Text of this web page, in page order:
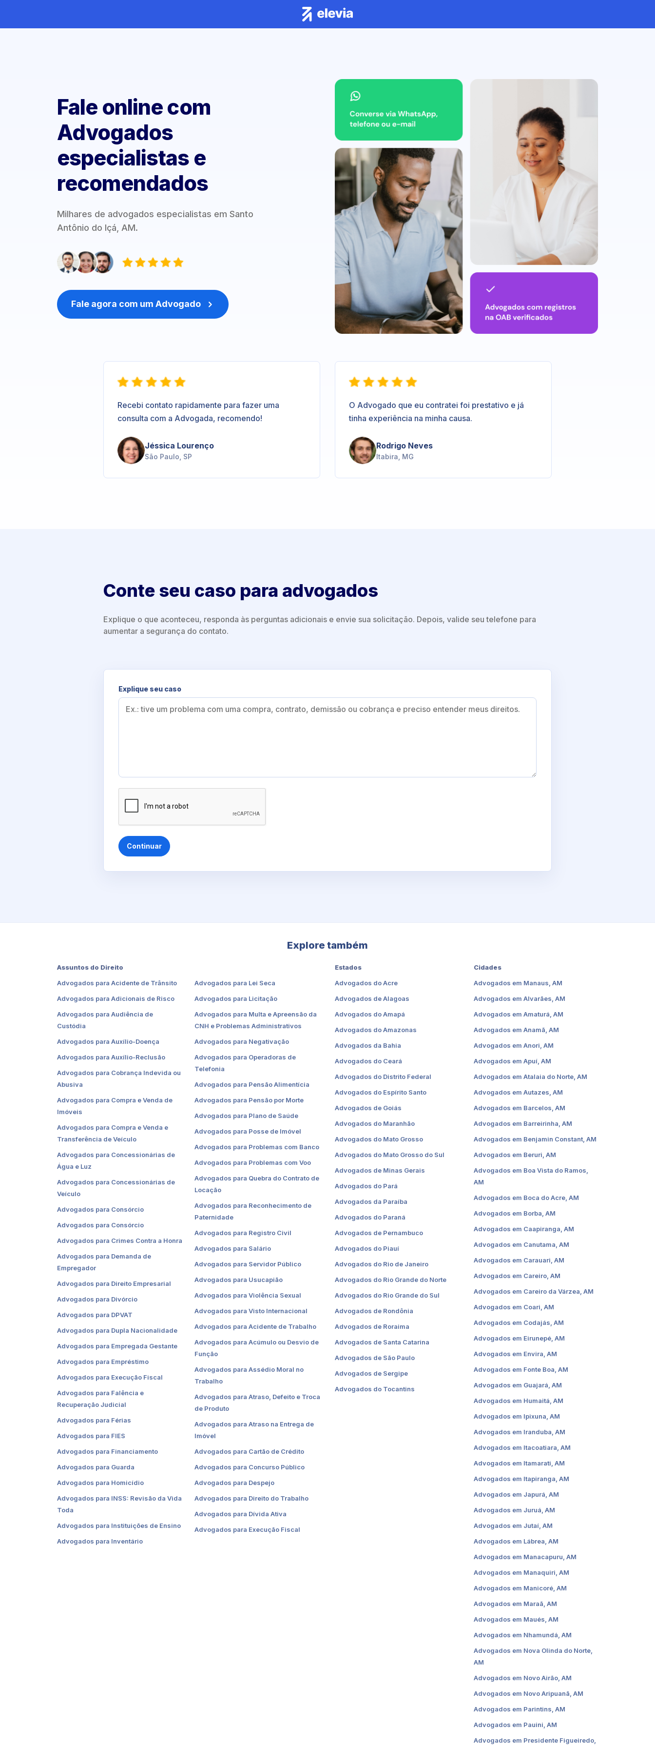
Fale online com
Advogados
especialistas e
recomendados
Milhares de advogados especialistas em Santo
Antônio do Içá, AM.
Fale agora com um Advogado 
Recebi contato rapidamente para fazer uma
consulta com a Advogada, recomendo!
Jéssica Lourenço
São Paulo, SP
O Advogado que eu contratei foi prestativo e já
tinha experiência na minha causa.
Rodrigo Neves
Itabira, MG
Conte seu caso para advogados
Explique o que aconteceu, responda às perguntas adicionais e envie sua solicitação. Depois, valide seu telefone para
aumentar a segurança do contato.
Explique seu caso
Continuar
Explore também
Assuntos do Direito
Advogados para Acidente de Trânsito
Advogados para Adicionais de Risco
Advogados para Audiência de
Custódia
Advogados para Auxílio-Doença
Advogados para Auxílio-Reclusão
Advogados para Cobrança Indevida ou
Abusiva
Advogados para Compra e Venda de
Imóveis
Advogados para Compra e Venda e
Transferência de Veículo
Advogados para Concessionárias de
Água e Luz
Advogados para Concessionárias de
Veículo
Advogados para Consórcio
Advogados para Consórcio
Advogados para Crimes Contra a Honra
Advogados para Demanda de
Empregador
Advogados para Direito Empresarial
Advogados para Divórcio
Advogados para DPVAT
Advogados para Dupla Nacionalidade
Advogados para Empregada Gestante
Advogados para Empréstimo
Advogados para Execução Fiscal
Advogados para Falência e
Recuperação Judicial
Advogados para Férias
Advogados para FIES
Advogados para Financiamento
Advogados para Guarda
Advogados para Homicídio
Advogados para INSS: Revisão da Vida
Toda
Advogados para Instituições de Ensino
Advogados para Inventário
Advogados para Lei Seca
Advogados para Licitação
Advogados para Multa e Apreensão da
CNH e Problemas Administrativos
Advogados para Negativação
Advogados para Operadoras de
Telefonia
Advogados para Pensão Alimentícia
Advogados para Pensão por Morte
Advogados para Plano de Saúde
Advogados para Posse de Imóvel
Advogados para Problemas com Banco
Advogados para Problemas com Voo
Advogados para Quebra do Contrato de
Locação
Advogados para Reconhecimento de
Paternidade
Advogados para Registro Civil
Advogados para Salário
Advogados para Servidor Público
Advogados para Usucapião
Advogados para Violência Sexual
Advogados para Visto Internacional
Advogados para Acidente de Trabalho
Advogados para Acúmulo ou Desvio de
Função
Advogados para Assédio Moral no
Trabalho
Advogados para Atraso, Defeito e Troca
de Produto
Advogados para Atraso na Entrega de
Imóvel
Advogados para Cartão de Crédito
Advogados para Concurso Público
Advogados para Despejo
Advogados para Direito do Trabalho
Advogados para Dívida Ativa
Advogados para Execução Fiscal
Estados
Advogados do Acre
Advogados de Alagoas
Advogados do Amapá
Advogados do Amazonas
Advogados da Bahia
Advogados do Ceará
Advogados do Distrito Federal
Advogados do Espírito Santo
Advogados de Goiás
Advogados do Maranhão
Advogados do Mato Grosso
Advogados do Mato Grosso do Sul
Advogados de Minas Gerais
Advogados do Pará
Advogados da Paraíba
Advogados do Paraná
Advogados de Pernambuco
Advogados do Piauí
Advogados do Rio de Janeiro
Advogados do Rio Grande do Norte
Advogados do Rio Grande do Sul
Advogados de Rondônia
Advogados de Roraima
Advogados de Santa Catarina
Advogados de São Paulo
Advogados de Sergipe
Advogados do Tocantins
Cidades
Advogados em Manaus, AM
Advogados em Alvarães, AM
Advogados em Amaturá, AM
Advogados em Anamã, AM
Advogados em Anori, AM
Advogados em Apuí, AM
Advogados em Atalaia do Norte, AM
Advogados em Autazes, AM
Advogados em Barcelos, AM
Advogados em Barreirinha, AM
Advogados em Benjamin Constant, AM
Advogados em Beruri, AM
Advogados em Boa Vista do Ramos,
AM
Advogados em Boca do Acre, AM
Advogados em Borba, AM
Advogados em Caapiranga, AM
Advogados em Canutama, AM
Advogados em Carauari, AM
Advogados em Careiro, AM
Advogados em Careiro da Várzea, AM
Advogados em Coari, AM
Advogados em Codajás, AM
Advogados em Eirunepé, AM
Advogados em Envira, AM
Advogados em Fonte Boa, AM
Advogados em Guajará, AM
Advogados em Humaitá, AM
Advogados em Ipixuna, AM
Advogados em Iranduba, AM
Advogados em Itacoatiara, AM
Advogados em Itamarati, AM
Advogados em Itapiranga, AM
Advogados em Japurá, AM
Advogados em Juruá, AM
Advogados em Jutaí, AM
Advogados em Lábrea, AM
Advogados em Manacapuru, AM
Advogados em Manaquiri, AM
Advogados em Manicoré, AM
Advogados em Maraã, AM
Advogados em Maués, AM
Advogados em Nhamundá, AM
Advogados em Nova Olinda do Norte,
AM
Advogados em Novo Airão, AM
Advogados em Novo Aripuanã, AM
Advogados em Parintins, AM
Advogados em Pauini, AM
Advogados em Presidente Figueiredo,